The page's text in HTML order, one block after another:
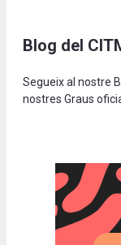
Blog del
Segueix al nostre
nostres Graus